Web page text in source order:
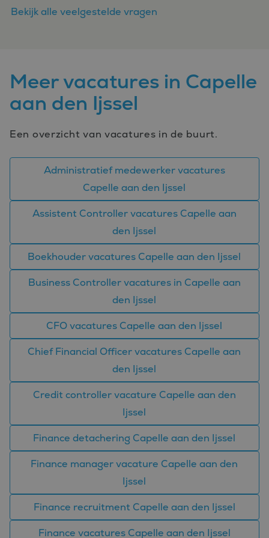
Bekijk alle veelgestelde vragen
Meer vacatures in Capelle
aan den Ijssel
Een overzicht van vacatures in de buurt.
Administratief medewerker vacatures
Capelle aan den Ijssel
Assistent Controller vacatures Capelle aan
den Ijssel
Boekhouder vacatures Capelle aan den Ijssel
Business Controller vacatures in Capelle aan
den Ijssel
CFO vacatures Capelle aan den Ijssel
Chief Financial Officer vacatures Capelle aan
den Ijssel
Credit controller vacature Capelle aan den
Ijssel
Finance detachering Capelle aan den Ijssel
Finance manager vacature Capelle aan den
Ijssel
Finance recruitment Capelle aan den Ijssel
Finance vacatures Capelle aan den Ijssel
www.bluefin.nl
van Cookie-
Script.com is
www.bluefin.nl
taal. Dit is
om
gesproken
gegenereerd
nummer,
wordt
kan
behouden
gebruiker
pagina's.
Aanbieder
/Domein
_ga_FP76YEEY9G .bluefin.nl
1 jaar 1
maand
Deze cookie wordt
gebruikt door
Google Analytics
om de sessiestatus
_ga
Google
.bluefin.nl
1 jaar 1
maand
Deze cookienaam
is gekoppeld aan
Google Universal
Analytics - wat een
is van de meer
Naam
Aanbieder/
Domein
Vervaldatum Omschrijving
Microsoft
Corporation
.c.bing.com
1 jaar
goede werking van
deze website.
_gcl_au
Google LLC
.bluefin.nl
2 maanden 4
weken
Deze cookie wordt
ingesteld door
Privacy Policy